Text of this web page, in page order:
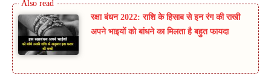
रक्षा बंधन 2022: राशि के हिसाब से इन रंग की राखी
अपने भाइयों को बांधने का मिलता है बहुत फायदा